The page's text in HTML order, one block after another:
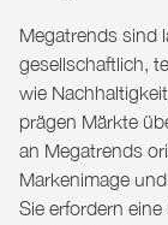
Megatrends sind
gesellschaftlich,
wie
prägen Märkte
an Megatrends
Markenimage
Sie erfordern